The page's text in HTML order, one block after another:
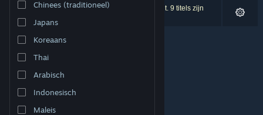
Taal wijzigen
Download de mobiele Steam-app
Desktopwebsite weergeven
Chinees (traditioneel)
Japans
Koreaans
Thai
Arabisch
Indonesisch
Maleis
0 resultaten komen overeen met je zoekopdracht. 9 titels zijn
uitgesloten op basis van je voorkeuren.